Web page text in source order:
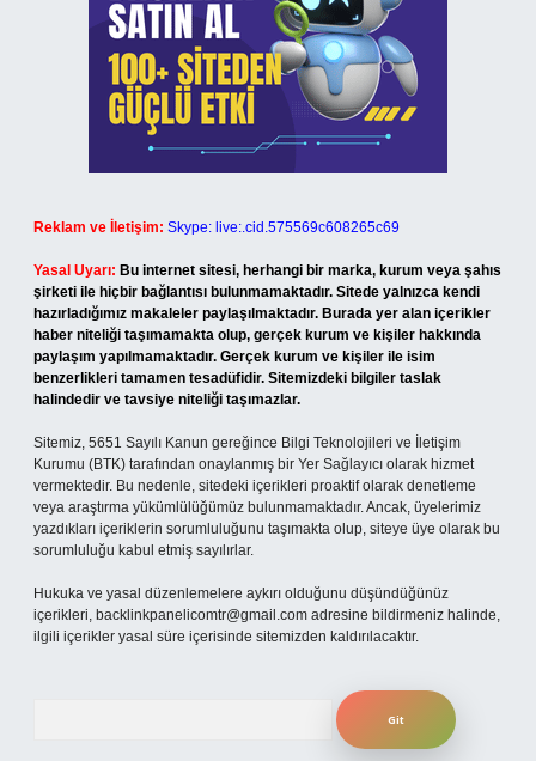
Reklam ve İletişim: Skype: live:.cid.575569c608265c69
Yasal Uyarı: Bu internet sitesi, herhangi bir marka, kurum veya şahıs
şirketi ile hiçbir bağlantısı bulunmamaktadır. Sitede yalnızca kendi
hazırladığımız makaleler paylaşılmaktadır. Burada yer alan içerikler
haber niteliği taşımamakta olup, gerçek kurum ve kişiler hakkında
paylaşım yapılmamaktadır. Gerçek kurum ve kişiler ile isim
benzerlikleri tamamen tesadüfidir. Sitemizdeki bilgiler taslak
halindedir ve tavsiye niteliği taşımazlar.
Sitemiz, 5651 Sayılı Kanun gereğince Bilgi Teknolojileri ve İletişim
Kurumu (BTK) tarafından onaylanmış bir Yer Sağlayıcı olarak hizmet
vermektedir. Bu nedenle, sitedeki içerikleri proaktif olarak denetleme
veya araştırma yükümlülüğümüz bulunmamaktadır. Ancak, üyelerimiz
yazdıkları içeriklerin sorumluluğunu taşımakta olup, siteye üye olarak bu
sorumluluğu kabul etmiş sayılırlar.
Hukuka ve yasal düzenlemelere aykırı olduğunu düşündüğünüz
içerikleri, backlinkpanelicomtr@gmail.com adresine bildirmeniz halinde,
ilgili içerikler yasal süre içerisinde sitemizden kaldırılacaktır.